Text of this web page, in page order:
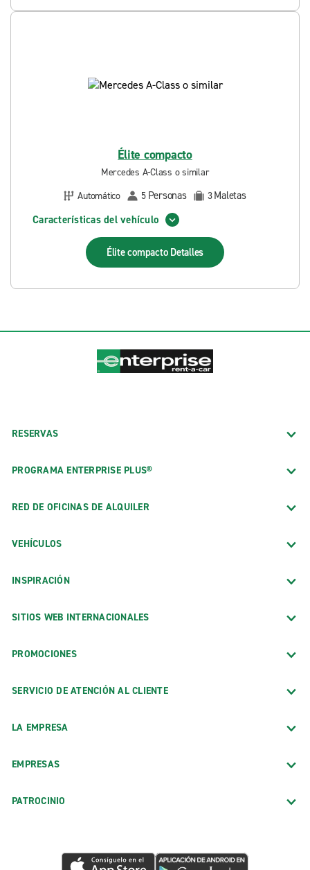
Élite compacto
Mercedes A-Class o similar
Automático
5 Personas 3Maletas
Características del vehículo
Élite compacto Detalles
RESERVAS
PROGRAMA ENTERPRISE PLUS®
RED DE OFICINAS DE ALQUILER
VEHÍCULOS
INSPIRACIÓN
SITIOS WEB INTERNACIONALES
PROMOCIONES
SERVICIO DE ATENCIÓN AL CLIENTE
LA EMPRESA
EMPRESAS
PATROCINIO